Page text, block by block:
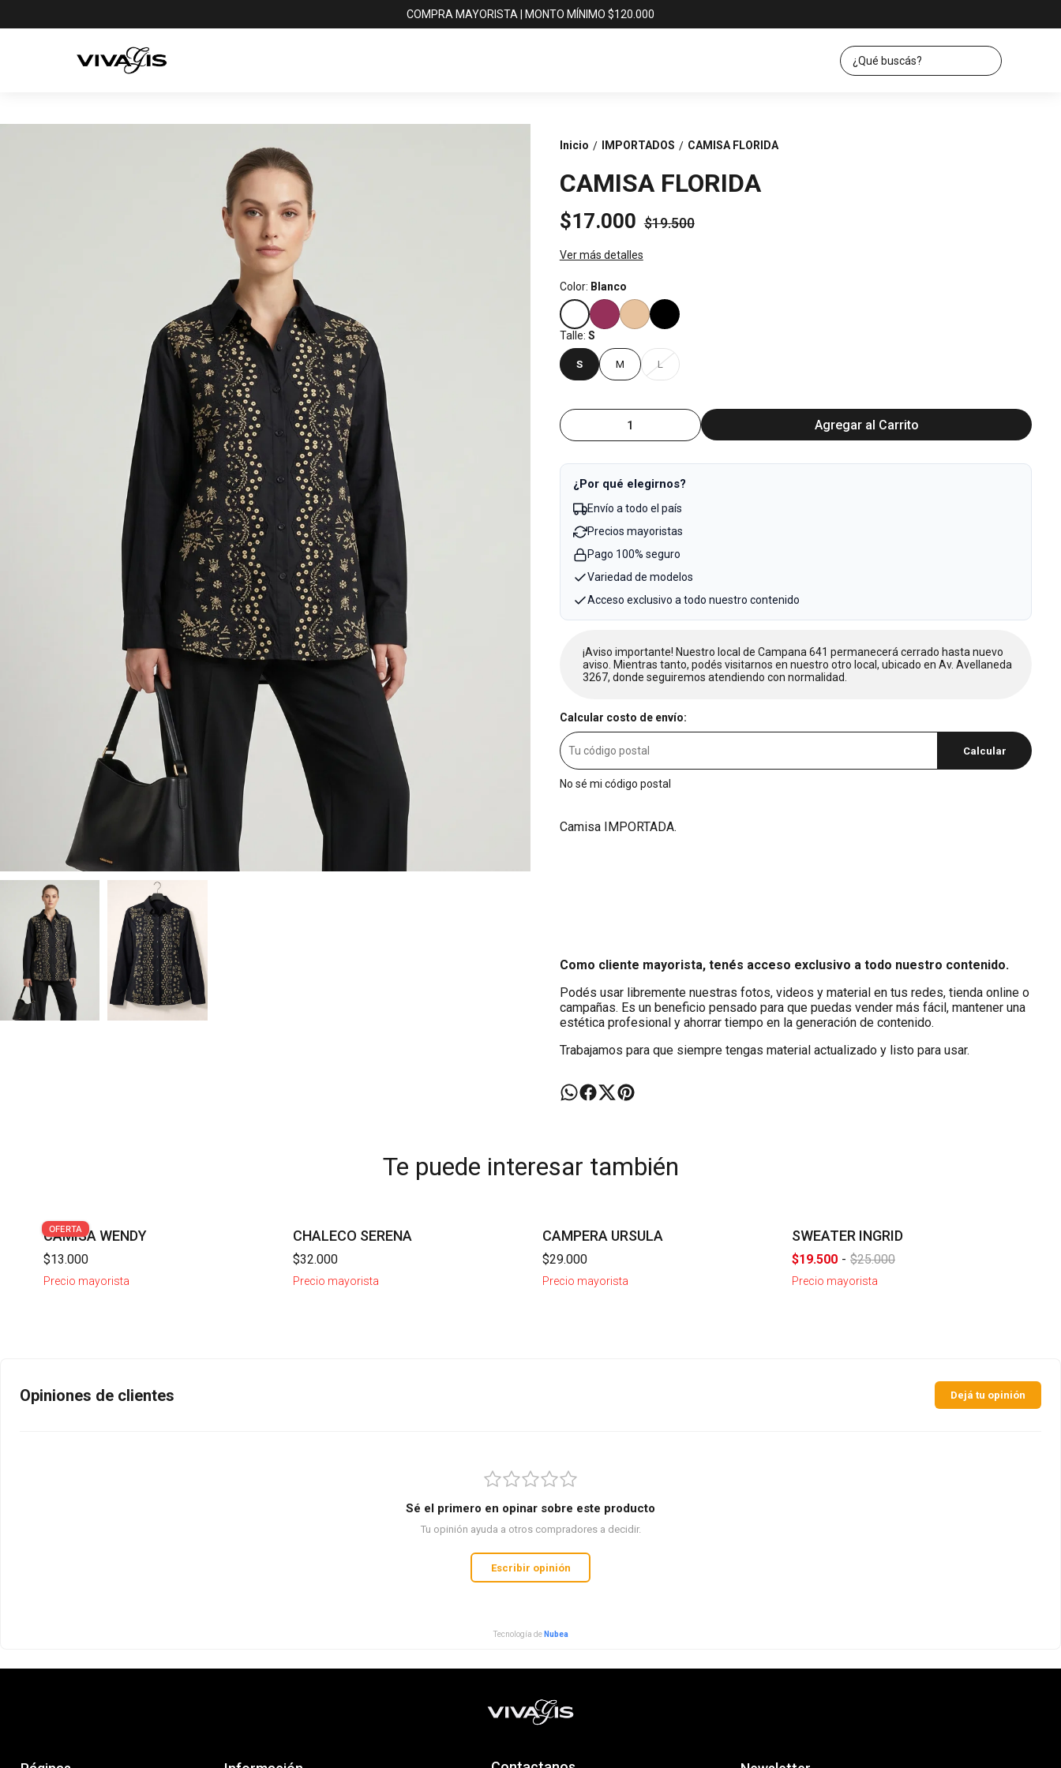
COMPRA MAYORISTA | MONTO MÍNIMO $120.000
Inicio / IMPORTADOS / CAMISA FLORIDA
CAMISA FLORIDA
$17.000 $19.500
Ver más detalles
Color: Blanco
Talle: S
S M L
Agregar al Carrito
¿Por qué elegirnos?
Envío a todo el país
Precios mayoristas
Pago 100% seguro
Variedad de modelos
Acceso exclusivo a todo nuestro contenido
¡Aviso importante! Nuestro local de Campana 641 permanecerá cerrado hasta nuevo
aviso. Mientras tanto, podés visitarnos en nuestro otro local, ubicado en Av. Avellaneda
3267, donde seguiremos atendiendo con normalidad.
Calcular costo de envío:
Calcular
No sé mi código postal
Camisa IMPORTADA.
Como cliente mayorista, tenés acceso exclusivo a todo nuestro contenido.
Podés usar libremente nuestras fotos, videos y material en tus redes, tienda online o
campañas. Es un beneficio pensado para que puedas vender más fácil, mantener una
estética profesional y ahorrar tiempo en la generación de contenido.
Trabajamos para que siempre tengas material actualizado y listo para usar.
Te puede interesar también
OFERTA
CAMISA WENDY
$13.000
Precio mayorista
CHALECO SERENA
$32.000
Precio mayorista
CAMPERA URSULA
$29.000
Precio mayorista
SWEATER INGRID
$19.500 - $25.000
Precio mayorista
Opiniones de clientes Dejá tu opinión
Sé el primero en opinar sobre este producto
Tu opinión ayuda a otros compradores a decidir.
Escribir opinión
Tecnología de Nubea